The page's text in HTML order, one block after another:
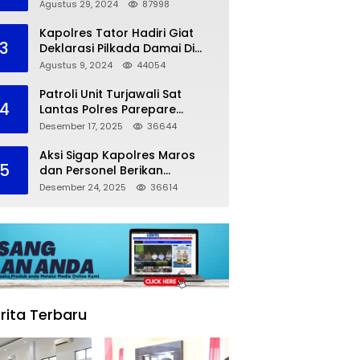
Agustus 29, 2024 87998
3
Kapolres Tator Hadiri Giat
Deklarasi Pilkada Damai Di
Makassar
Agustus 9, 2024 44054
Patroli Unit Turjawali Sat
Lantas Polres Parepare
Lakukan Pemantauan Area
Desember 17, 2025 36644
Aksi Sigap Kapolres Maros
dan Personel Berikan
Pertolongan Korban
Desember 24, 2025 36614
Terbaru